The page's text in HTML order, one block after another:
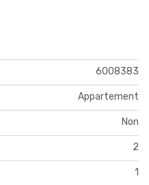
6008383
Appartement
Non
2
1